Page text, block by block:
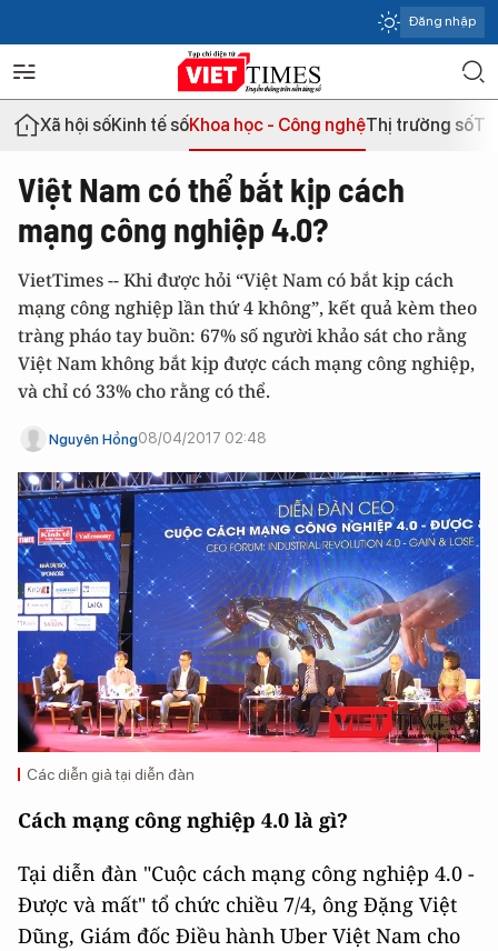
Đăng nhập
Xã hội sốKinh tế sốKhoa học - Công nghệThị trường số
Việt Nam có thể bắt kịp cách
mạng công nghiệp 4.0?
VietTimes -- Khi được hỏi “Việt Nam có bắt kịp cách
mạng công nghiệp lần thứ 4 không”, kết quả kèm theo
tràng pháo tay buồn: 67% số người khảo sát cho rằng
Việt Nam không bắt kịp được cách mạng công nghiệp,
và chỉ có 33% cho rằng có thể.
Nguyên Hồng08/04/2017 02:48
Các diễn giả tại diễn đàn
Cách mạng công nghiệp 4.0 là gì?
Tại diễn đàn "Cuộc cách mạng công nghiệp 4.0 -
Được và mất" tổ chức chiều 7/4, ông Đặng Việt
Dũng, Giám đốc Điều hành Uber Việt Nam cho